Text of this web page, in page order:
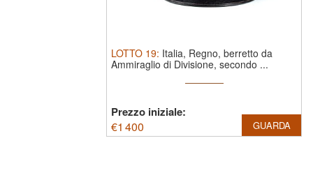
LOTTO 19: Italia, Regno, berretto da
Ammiraglio di Divisione, secondo ...
Prezzo iniziale:
€1 400 GUARDA